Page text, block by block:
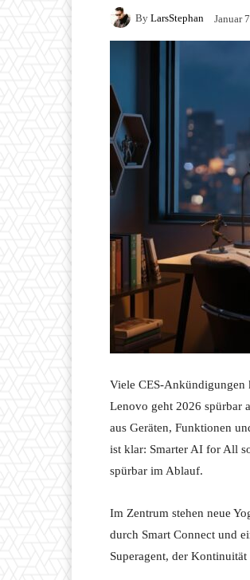
By LarsStephan Januar
Viele CES-Ankündigungen
Lenovo geht 2026 spürbar
aus Geräten, Funktionen
ist klar: Smarter AI for All
spürbar im Ablauf.
Im Zentrum stehen neue
durch Smart Connect und
Superagent, der